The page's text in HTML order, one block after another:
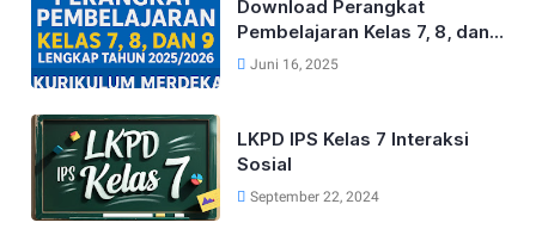
Download Perangkat
Pembelajaran Kelas 7, 8, dan
9 Lengkap Tahun 2025/2026
Juni 16, 2025
LKPD IPS Kelas 7 Interaksi
Sosial
September 22, 2024